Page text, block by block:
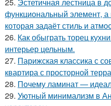
функциональный элемент, а
которая задаёт стиль и
26. Как обыграть торец
интерьер цельным.
27. Парижская классика с
квартира с просторной
28. Почему ламинат —
29. Уютный минимализм в